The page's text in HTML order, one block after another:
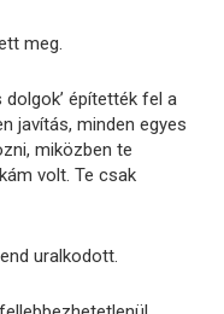
meg.
dolgok’ építették fel a
javítás, minden egyes
miközben te
volt. Te csak
uralkodott.